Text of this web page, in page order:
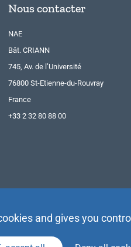
Nous contacter
NAE
Bât. CRIANN
745, Av. de l’Université
76800 St-Etienne-du-Rouvray
France
+33 2 32 80 88 00
and gives you